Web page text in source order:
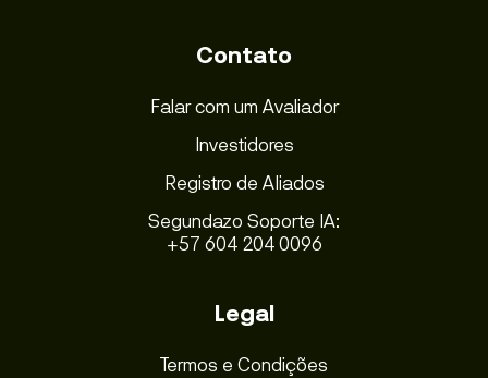
Contato
Falar com um Avaliador
Investidores
Registro de Aliados
Segundazo Soporte IA:
+57 604 204 0096
Legal
Termos e Condições